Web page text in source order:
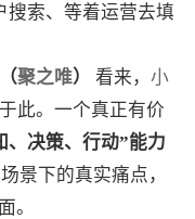
搜索、等着运营去填
聚之唯） 看来， 小
此。一个真正有价
、决策、行动”能力
景下的真实痛点，
。